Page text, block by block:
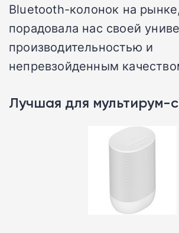
Bluetooth-колонок на
порадовала нас своей
производительностью и
непревзойденным
Лучшая для мультирум-